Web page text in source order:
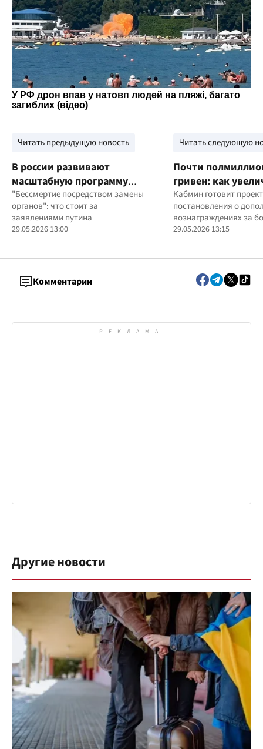
Читать предыдущую новость
В россии развивают
масштабную программу
исследования долголетия,
– WSJ
"Бессмертие посредством замены
органов": что стоит за
заявлениями путина
29.05.2026 13:00
Читать следующую
Почти
гривен: как
зарплаты
реформы армии
Кабмин готовит проект
постановления о
вознаграждениях за
задания, штурмовые
29.05.2026 13:15
Комментарии
Другие новости